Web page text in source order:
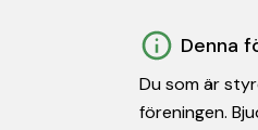
Denna
Du som är
föreningen.